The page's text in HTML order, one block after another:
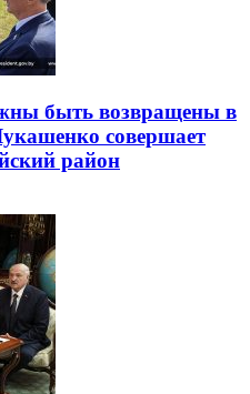
быть возвращены в
совершает
район